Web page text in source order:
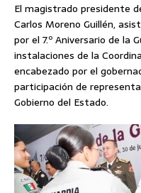
El magistrado presidente
Carlos Moreno Guillén,
por el 7.º Aniversario de la
instalaciones de la
encabezado por el
participación de
Gobierno del Estado.